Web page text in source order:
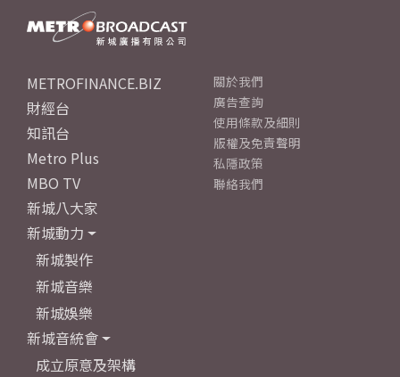
METROFINANCE.BIZ
財經台
知訊台
Metro Plus
MBO TV
新城八大家
新城動力
新城製作
新城音樂
新城娛樂
新城音統會
成立原意及架構
關於我們
廣告查詢
使用條款及細則
版權及免責聲明
私隱政策
聯絡我們